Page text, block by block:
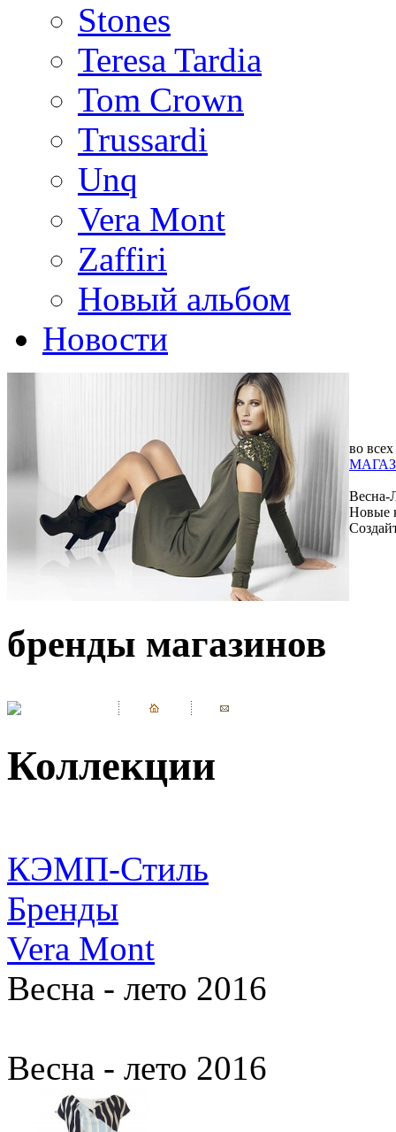
Stones
Teresa Tardia
Tom Crown
Trussardi
Unq
Vera Mont
Zaffiri
Новый альбом
Новости
во всех
Весна-
Новые
бренды магазинов
Коллекции
КЭМП-Стиль
Бренды
Vera Mont
Весна - лето 2016
Весна - лето 2016